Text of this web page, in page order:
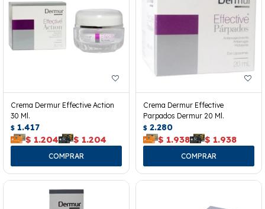
Crema Dermur Effective Action
30 Ml.
$ 1.417
$ 1.204 $ 1.204
Crema Dermur Effective
Parpados Dermur 20 Ml.
$ 2.280
$ 1.938 $ 1.938